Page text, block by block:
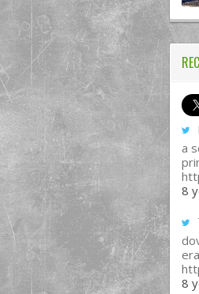
a
8
8